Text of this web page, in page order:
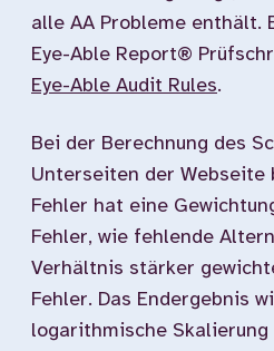
alle AA Probleme enthält.
Eye-Able Report®
Eye-Able Audit Rules.
Bei der Berechnung des
Unterseiten der Webseite
Fehler hat eine
Fehler, wie fehlende
Verhältnis stärker
Fehler. Das Endergebnis
logarithmische Skalierung